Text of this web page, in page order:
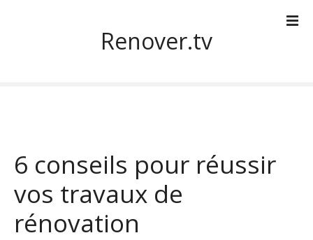
Renover.tv
6 conseils pour réussir
vos travaux de
rénovation